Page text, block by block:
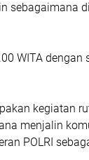
sebagaimana
WITA
kegiatan
menjalin
POLRI